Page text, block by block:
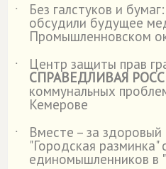
˙ Без галстуков и
обсудили будущее
Промышленновском
˙
Центр защиты прав
СПРАВЕДЛИВАЯ
коммунальных
Кемерове
˙
Вместе – за
"Городская разминка"
единомышленников в